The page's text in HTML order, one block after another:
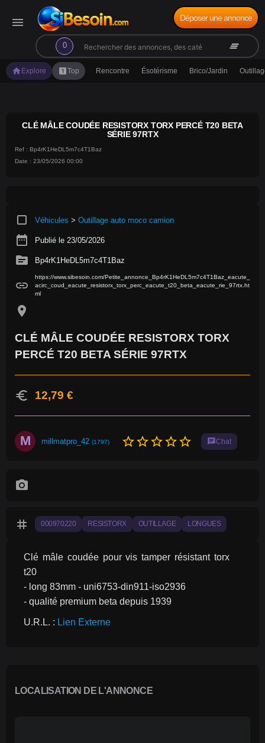
menu
0
search clear_all
Déposer une annonce
home Explore looks_oneTop Rencontre Ésotérisme Brico/Jardin
CLÉ MÂLE COUDÉE RESISTORX TORX PERCÉ T20 BETA
SÉRIE 97RTX
Ref : Bp4rK1HeDL5m7c4T1Baz
Date : 23/05/2026 00:00
crop_square Véhicules > Outillage auto moco camion
date_range Publié le 23/05/2026
source Bp4rK1HeDL5m7c4T1Baz
link
https://www.sibesoin.com/Petite_annonce_Bp4rK1HeDL5m7c4T1Baz_eacute_
acirc_coud_eacute_resistorx_torx_perc_eacute_t20_beta_eacute_rie_97rtx.ht
ml
location_on
CLÉ MÂLE COUDÉE RESISTORX TORX
PERCÉ T20 BETA SÉRIE 97RTX
euro 12,79 €
M millmatpro_42 (1797) star_borderstar_borderstar_borderstar_borderstar_border chatChat
photo_camera
tag 000970220 RESISTORX OUTILLAGE LONGUES
Clé mâle coudée pour vis tamper résistant torx
t20
- long 83mm - uni6753-din911-iso2936
- qualité premium beta depuis 1939
U.R.L. : Lien Externe
LOCALISATION DE L'ANNONCE